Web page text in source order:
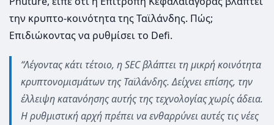
την κρυπτο-κοινότητα της Ταϊλάνδης. Πώς;
Επιδιώκοντας να ρυθμίσει το Defi.
“Λέγοντας κάτι τέτοιο, η SEC βλάπτει τη μικρή κοινότητα
κρυπτονομισμάτων της Ταϊλάνδης. Δείχνει επίσης, την
έλλειψη κατανόησης αυτής της τεχνολογίας χωρίς άδεια.
Η ρυθμιστική αρχή πρέπει να ενθαρρύνει αυτές τις νέες